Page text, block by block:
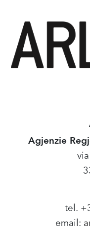
Agjenzie
tel.
email: